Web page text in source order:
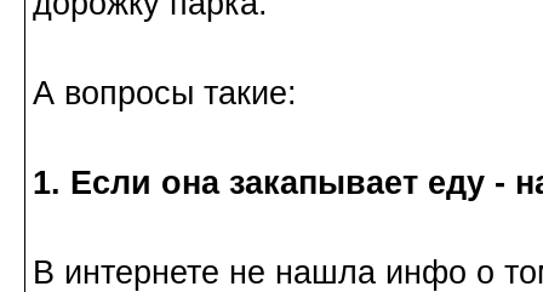
А вопросы такие:
1. Если она закапывает еду -
В интернете не нашла инфо о